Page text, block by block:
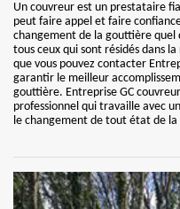
Un couvreur est un prestataire
peut faire appel et faire
changement de la gouttière quel
tous ceux qui sont résidés dans
que vous pouvez contacter
garantir le meilleur
gouttière. Entreprise GC
professionnel qui travaille avec
le changement de tout état de